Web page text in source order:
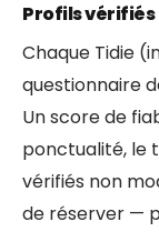
Profils
Chaque Tidie
questionnaire
Un score de
ponctualité, le
vérifiés non
de réserver —